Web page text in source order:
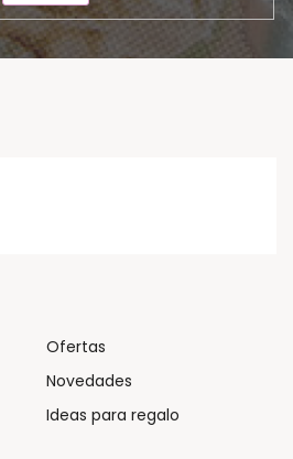
Ofertas
Novedades
Ideas para regalo